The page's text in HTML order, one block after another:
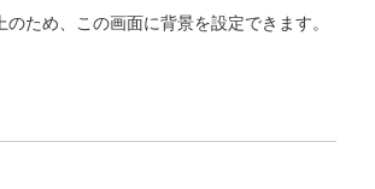
のため、この画面に背景を設定できます。